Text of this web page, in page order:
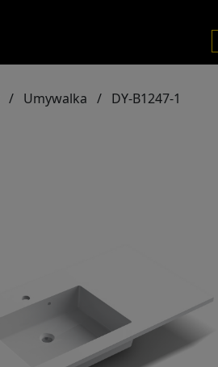
/ Umywalka / DY-B1247-1